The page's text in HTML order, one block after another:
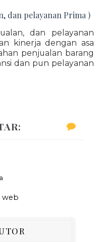
dan pelayanan Prima )
dan pelayanan
kinerja dengan asa
penjualan barang
dan pun pelayanan
web